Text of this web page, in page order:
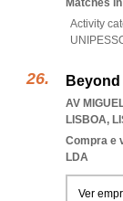
Matches
Activity
AV
LISBOA,
Compra e
LDA
Ver